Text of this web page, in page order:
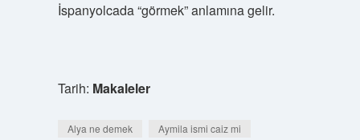
İspanyolcada “görmek” anlamına gelir.
Tarih: Makaleler
Alya ne demek Aymila ismi caiz mi